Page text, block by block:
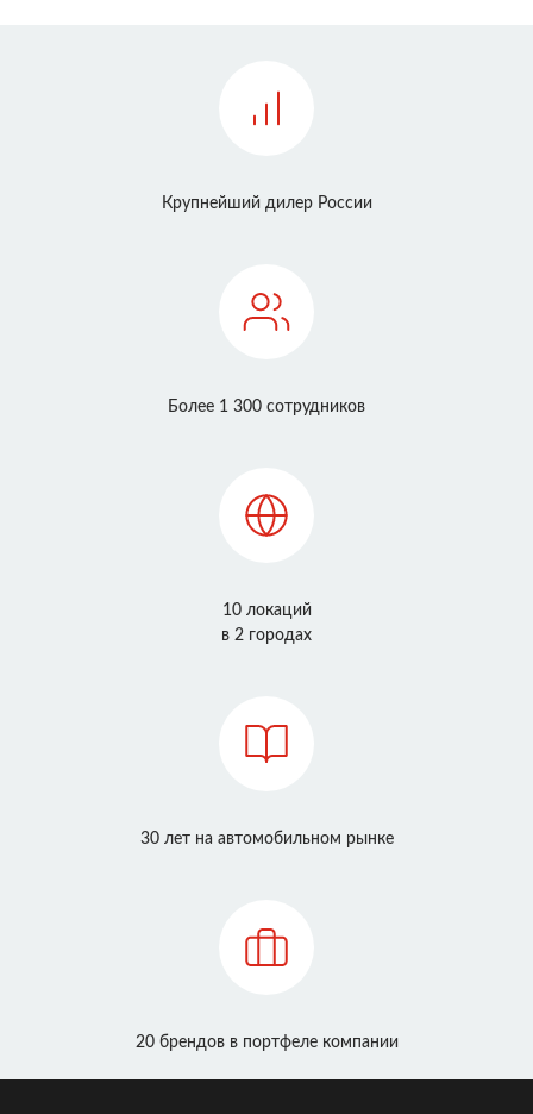
Крупнейший дилер России
Более 1 300 сотрудников
10 локаций
в 2 городах
30 лет на автомобильном рынке
20 брендов в портфеле компании